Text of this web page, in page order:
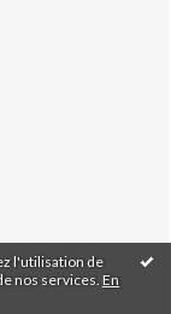
l'utilisation de
nos services. En